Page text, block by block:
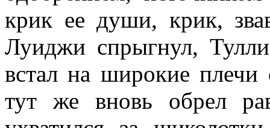
крик ее души, крик,
Луиджи спрыгнул,
встал на широкие плечи
тут же вновь обрел